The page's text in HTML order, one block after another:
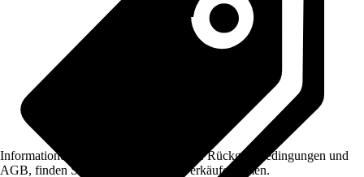
Informationen des Verkäufers, wie z. B. Rückgabebedingungen und
AGB, finden Sie bei Klick auf den Verkäufernamen.